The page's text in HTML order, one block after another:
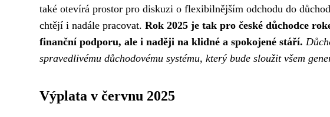
také otevírá prostor pro diskuzi o flexibilnějším odchodu do
chtějí i nadále pracovat. Rok 2025 je tak pro české důchodce
finanční podporu, ale i naději na klidné a spokojené stáří.
spravedlivému důchodovému systému, který bude sloužit všem
Výplata v červnu 2025